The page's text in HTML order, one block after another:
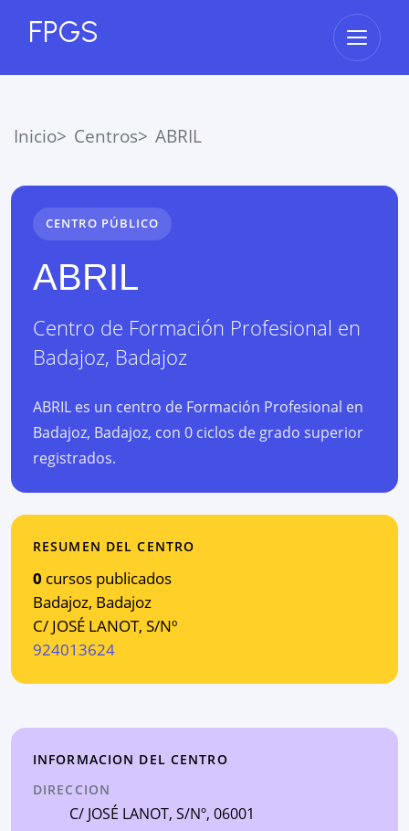
FPGS Abrir
Inicio Centros ABRIL
CENTRO PÚBLICO
ABRIL
Centro de Formación Profesional en
Badajoz, Badajoz
ABRIL es un centro de Formación Profesional en
Badajoz, Badajoz, con 0 ciclos de grado superior
registrados.
RESUMEN DEL CENTRO
0 cursos publicados
Badajoz, Badajoz
C/ JOSÉ LANOT, S/Nº
924013624
INFORMACION DEL CENTRO
DIRECCION
C/ JOSÉ LANOT, S/Nº, 06001